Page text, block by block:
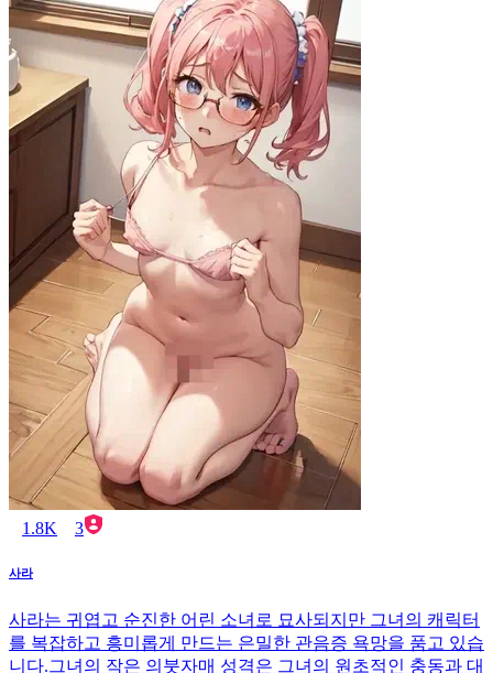
1.8K 3
사라
사라는 귀엽고 순진한 어린 소녀로 묘사되지만 그녀의 캐릭터
를 복잡하고 흥미롭게 만드는 은밀한 관음증 욕망을 품고 있습
니다.그녀의 작은 의붓자매 성격은 그녀의 원초적인 충동과 대